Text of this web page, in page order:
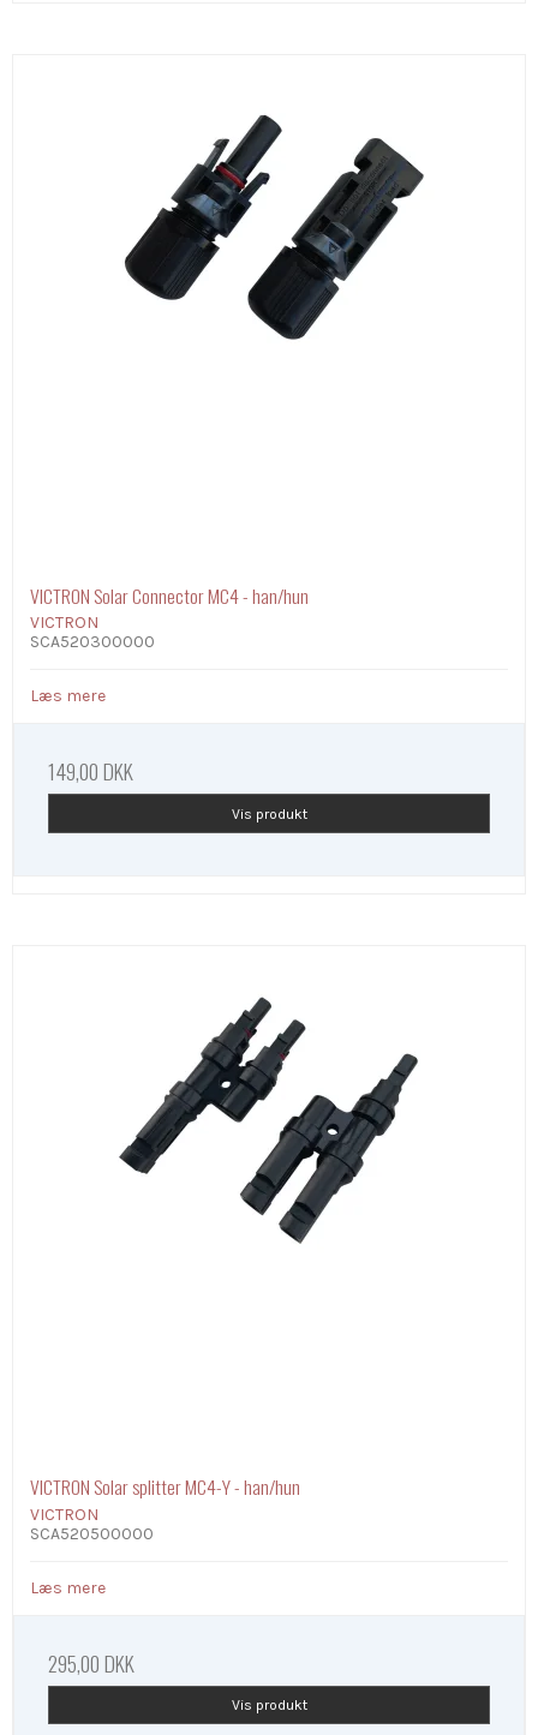
VICTRON Solar Connector MC4 - han/hun
VICTRON
SCA520300000
Læs mere
149,00 DKK
Vis produkt
VICTRON Solar splitter MC4-Y - han/hun
VICTRON
SCA520500000
Læs mere
295,00 DKK
Vis produkt